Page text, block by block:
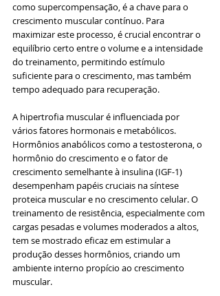
como supercompensação, é a chave para o
crescimento muscular contínuo. Para
maximizar este processo, é crucial encontrar o
equilíbrio certo entre o volume e a intensidade
do treinamento, permitindo estímulo
suficiente para o crescimento, mas também
tempo adequado para recuperação.
A hipertrofia muscular é influenciada por
vários fatores hormonais e metabólicos.
Hormônios anabólicos como a testosterona, o
hormônio do crescimento e o fator de
crescimento semelhante à insulina (IGF-1)
desempenham papéis cruciais na síntese
proteica muscular e no crescimento celular. O
treinamento de resistência, especialmente com
cargas pesadas e volumes moderados a altos,
tem se mostrado eficaz em estimular a
produção desses hormônios, criando um
ambiente interno propício ao crescimento
muscular.